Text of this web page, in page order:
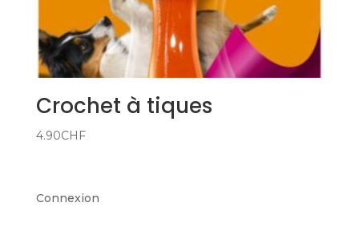
Crochet à tiques
4.90CHF
Connexion